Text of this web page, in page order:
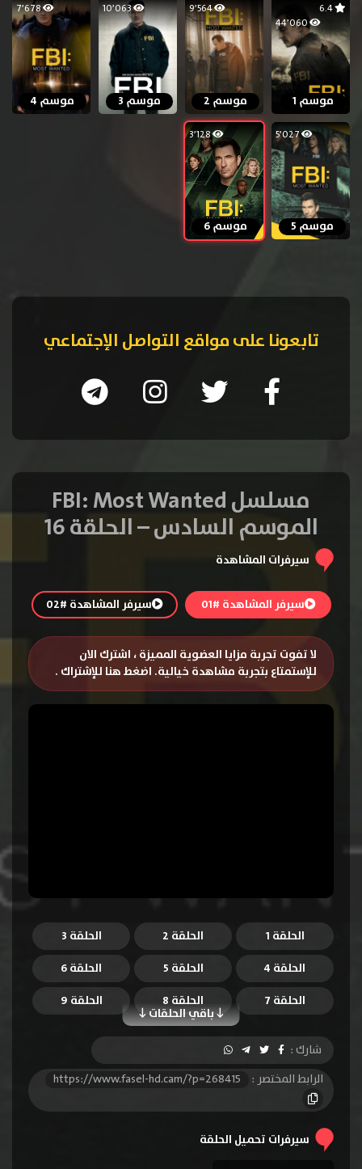
موسم 1
9٬564
موسم 2
10٬063
موسم 3
7٬678
موسم 4
5٬027
موسم 5
3٬128
موسم 6
تابعونا على مواقع التواصل الإجتماعي
مسلسل FBI: Most Wanted
الموسم السادس – الحلقة 16
سيرفرات المشاهدة
سيرفر المشاهدة #01 سيرفر المشاهدة #02
لا تفوت تجربة مزايا العضوية المميزة ، اشترك الان
للإستمتاع بتجربة مشاهدة خيالية. اضغط هنا للإشتراك .
الحلقة 1 الحلقة 2
الحلقة 3
الحلقة 4
الحلقة 5 الحلقة 6
باقي الحلقات
الحلقة 7 الحلقة 8
الحلقة 9
الحلقة 10
الحلقة 11
الحلقة 12
الحلقة 13
الحلقة 14
الحلقة 15
شارك :
الرابط المختصر :
https://www.fasel-hd.cam/?p=268415
سيرفرات تحميل الحلقة